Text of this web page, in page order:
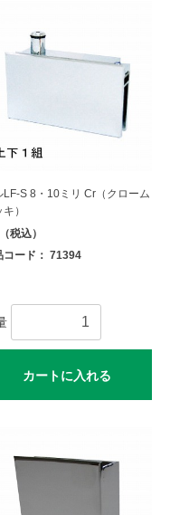
LF-S 8・10ミリ Cr（クローム
）
税込）
コード： 71394
カートに入れる